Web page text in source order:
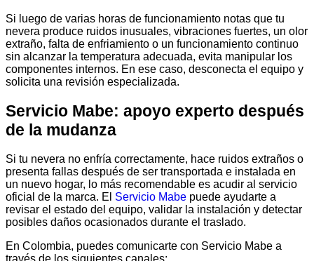
Si luego de varias horas de funcionamiento notas que tu
nevera produce ruidos inusuales, vibraciones fuertes, un olor
extraño, falta de enfriamiento o un funcionamiento continuo
sin alcanzar la temperatura adecuada, evita manipular los
componentes internos. En ese caso, desconecta el equipo y
solicita una revisión especializada.
Servicio Mabe: apoyo experto después
de la mudanza
Si tu nevera no enfría correctamente, hace ruidos extraños o
presenta fallas después de ser transportada e instalada en
un nuevo hogar, lo más recomendable es acudir al servicio
oficial de la marca. El Servicio Mabe puede ayudarte a
revisar el estado del equipo, validar la instalación y detectar
posibles daños ocasionados durante el traslado.
En Colombia, puedes comunicarte con Servicio Mabe a
través de los siguientes canales: